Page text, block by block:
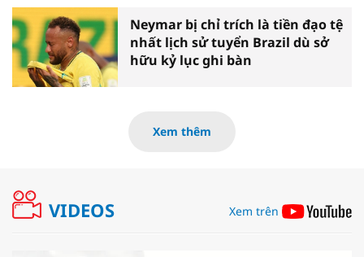
Neymar bị chỉ trích là tiền đạo tệ
nhất lịch sử tuyển Brazil dù sở
hữu kỷ lục ghi bàn
Xem thêm
VIDEOS Xem trên